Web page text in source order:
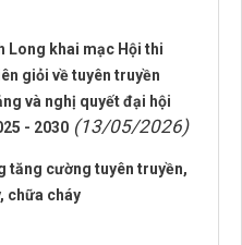
Long khai mạc Hội thi
giỏi về tuyên truyền
và nghị quyết đại hội
- 2030 (13/05/2026)
tăng cường tuyên truyền,
chữa cháy